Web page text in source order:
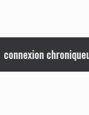
connexion